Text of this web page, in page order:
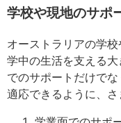
学校や現地のサポ
オーストラリアの学
学中の生活を支える
でのサポートだけで
適応できるように、さ